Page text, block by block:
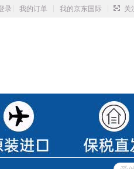
录 我的订单 我的京东国际 关